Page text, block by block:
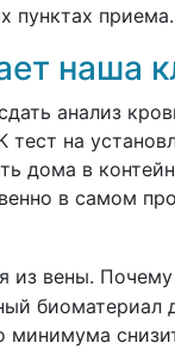
пунктах приема.
наша
анализ
на
дома в
в самом
из вены.
биоматериал
минимума